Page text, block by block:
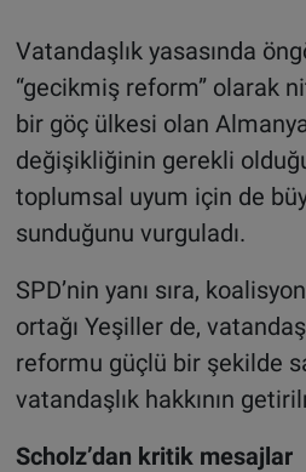
Vatandaşlık yasasında
“gecikmiş reform” olarak
bir göç ülkesi olan
değişikliğinin gerekli
toplumsal uyum için de
sunduğunu vurguladı.
SPD’nin yanı sıra,
ortağı Yeşiller de,
reformu güçlü bir şekilde
vatandaşlık hakkının
Scholz’dan kritik mesajlar